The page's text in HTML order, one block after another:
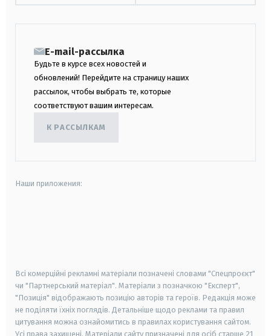
E-mail-рассылка
Будьте в курсе всех новостей и
обновлений! Перейдите на страницу наших
рассылок, чтобы выбрать те, которые
соответствуют вашим интересам.
К РАССЫЛКАМ
Наши приложения:
Всі комерційні рекламні матеріали позначені словами "Спецпроєкт"
чи "Партнерський матеріал". Матеріали з позначкою "Експерт",
"Позиція" відображають позицію авторів та героїв. Редакція може
не поділяти їхніх поглядів. Детальніше щодо реклами та правил
цитування можна ознайомитись в правилах користування сайтом.
Усі права захищені. Матеріали сайту призначені для осіб старше 21